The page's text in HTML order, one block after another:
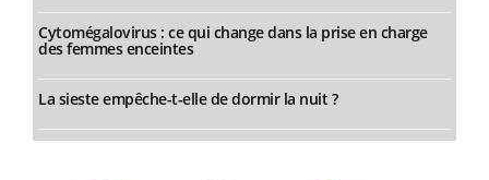
Cytomégalovirus : ce qui change dans la prise en charge
des femmes enceintes
La sieste empêche-t-elle de dormir la nuit ?